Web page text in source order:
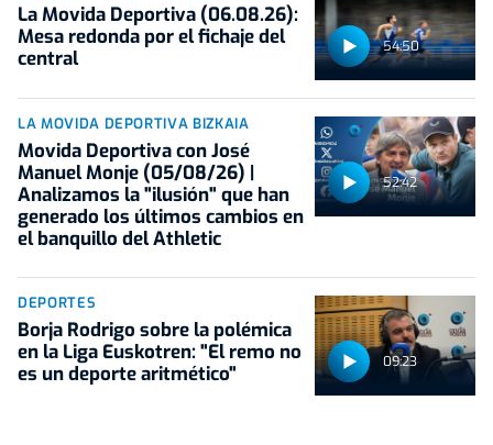
54:50
La Movida Deportiva (06.08.26):
Mesa redonda por el fichaje del
central
52:42
LA MOVIDA DEPORTIVA BIZKAIA
Movida Deportiva con José
Manuel Monje (05/08/26) |
Analizamos la "ilusión" que han
generado los últimos cambios en
el banquillo del Athletic
09:23
DEPORTES
Borja Rodrigo sobre la polémica
en la Liga Euskotren: "El remo no
es un deporte aritmético"